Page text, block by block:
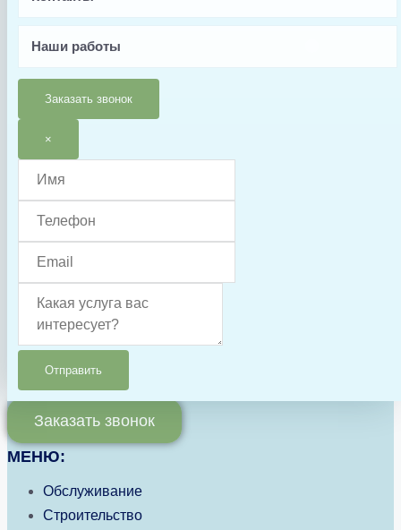
Наши работы
Заказать звонок
×
Отправить
Италия
Условия доставки
Доставка осуществляется после 100% предоплаты
г. Санкт-Петербург
+7-981-288-60-00
aquapro.spb@yandex.ru
Заказать звонок
МЕНЮ:
Обслуживание
Строительство